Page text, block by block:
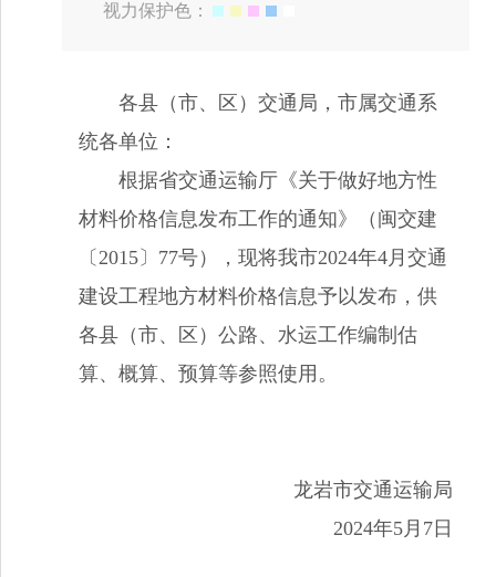
视力保护色：
各县（市、区）交通局，市属交通系
统各单位 ：
根据省交通运输厅《关于做好地方性
材料价格信息发布工作的通知》（闽交建
〔 2015〕77号），现将我市2024年4月交通
建设工程地方材料价格信息予以发布，供
各县（市、区）公路、水运工作编制估
算、概算、预算等参照使用。
龙岩市交通运输局
2024年5月 7 日